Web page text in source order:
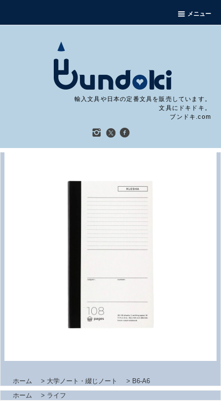
メニュー
輸入文具や日本の定番文具を販売しています。
文具にドキドキ。
ブンドキ.com
ホーム > 大学ノート・綴じノート > B6-A6
ホーム
> ライフ